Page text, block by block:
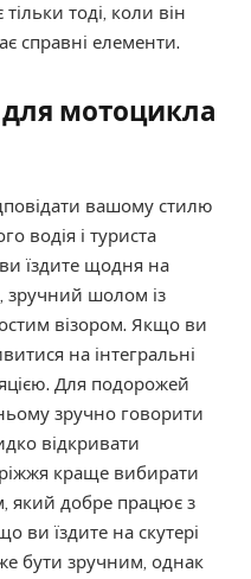
тоді, коли він
справні елементи.
мотоцикла
вашому стилю
водія і туриста
їздите щодня на
зручний шолом із
візором. Якщо ви
на інтегральні
Для подорожей
зручно говорити
відкривати
краще вибирати
який добре працює з
ви їздите на скутері
бути зручним, однак